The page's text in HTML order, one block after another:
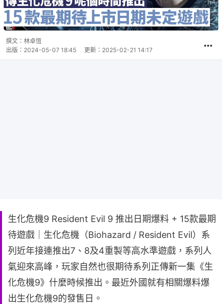
撰文： 林卓恆
出版： 2024-05-07 18:45 更新： 2025-02-21 14:17
生化危機9 Resident Evil 9 推出日期爆料 + 15款最期
待遊戲｜生化危機（Biohazard / Resident Evil）系
列近年接連推出7、8及4重製等高水準遊戲，系列人
氣迎來高峰，玩家自然也很期待系列正傳新一集《生
化危機9》什麼時候推出。最近外國就有相關爆料爆
出生化危機9的發售日。